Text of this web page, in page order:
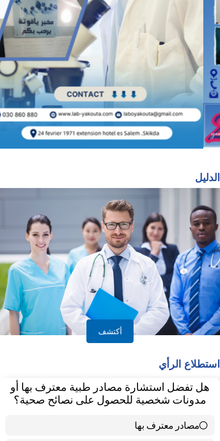
الدليل
أكتشف
استطلاع الرأي
هل تفضل استشارة مصادر طبية معترف بها أو
مدونات شخصية للحصول على نصائح صحية؟
مصادر معترف بها
39 ( 65 % )